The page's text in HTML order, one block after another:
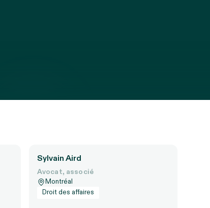
Sylvain Aird
Avocat, associé
Montréal
Droit des affaires